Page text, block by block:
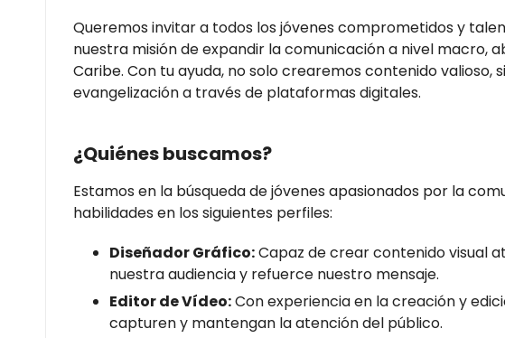
Queremos invitar a todos los jóvenes comprometidos y
nuestra misión de expandir la comunicación a nivel macro,
Caribe. Con tu ayuda, no solo crearemos contenido
evangelización a través de plataformas digitales.
¿Quiénes buscamos?
Estamos en la búsqueda de jóvenes apasionados por la
habilidades en los siguientes perfiles:
Diseñador Gráfico:Capaz de crear contenido visual
nuestra audiencia y refuerce nuestro mensaje.
Editor de Vídeo:Con experiencia en la creación y
capturen y mantengan la atención del público.